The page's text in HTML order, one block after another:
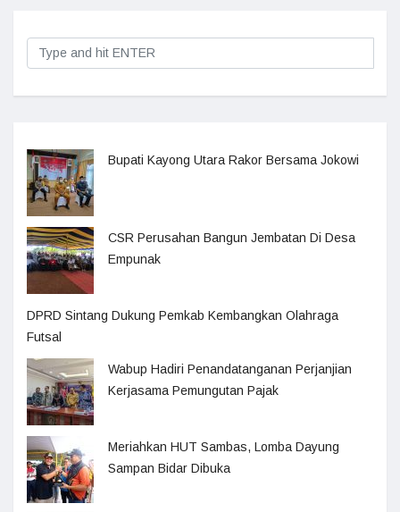
Bupati Kayong Utara Rakor Bersama Jokowi
CSR Perusahan Bangun Jembatan Di Desa
Empunak
DPRD Sintang Dukung Pemkab Kembangkan Olahraga
Futsal
Wabup Hadiri Penandatanganan Perjanjian
Kerjasama Pemungutan Pajak
Meriahkan HUT Sambas, Lomba Dayung
Sampan Bidar Dibuka